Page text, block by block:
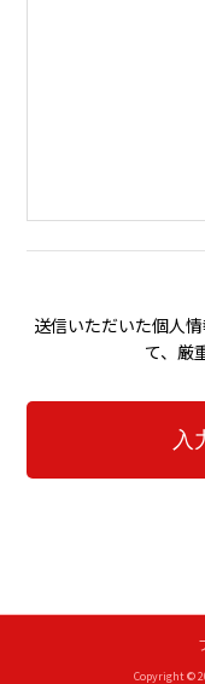
送信いただいた個人
て、厳
Copyright ©